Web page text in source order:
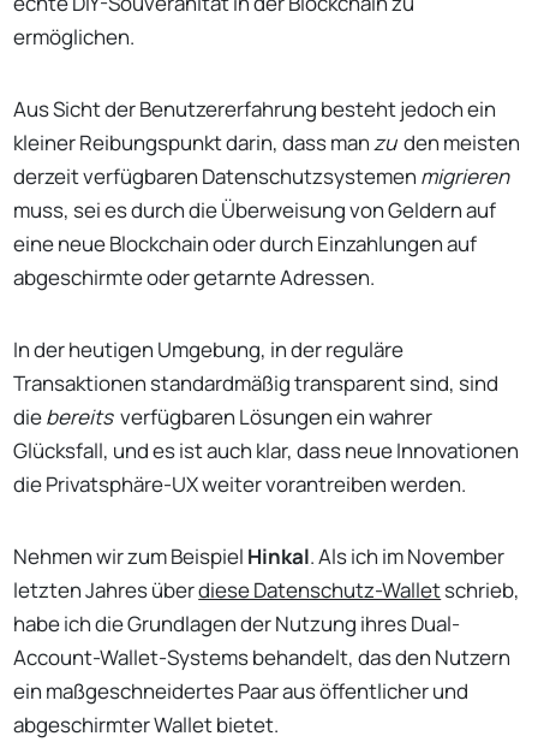
ermöglichen.
Aus Sicht der Benutzererfahrung besteht jedoch ein
kleiner Reibungspunkt darin, dass manzu den meisten
derzeit verfügbaren Datenschutzsystemen migrieren
muss, sei es durch die Überweisung von Geldern auf
eine neue Blockchain oder durch Einzahlungen auf
abgeschirmte oder getarnte Adressen.
In der heutigen Umgebung, in der reguläre
Transaktionen standardmäßig transparent sind, sind
diebereits verfügbaren Lösungen ein wahrer
Glücksfall, und es ist auch klar, dass neue Innovationen
die Privatsphäre-UX weiter vorantreiben werden.
Nehmen wir zum Beispiel Hinkal. Als ich im November
letzten Jahres überdiese Datenschutz-Walletschrieb,
habe ich die Grundlagen der Nutzung ihres Dual-
Account-Wallet-Systems behandelt, das den Nutzern
ein maßgeschneidertes Paar aus öffentlicher und
abgeschirmter Wallet bietet.